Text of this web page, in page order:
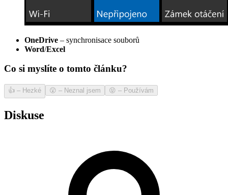
OneDrive – synchronisace souborů
Word/Excel
Co si myslíte o tomto článku?
👍 – Hezké 😲 – Neznal jsem 😝 – Používám
Diskuse